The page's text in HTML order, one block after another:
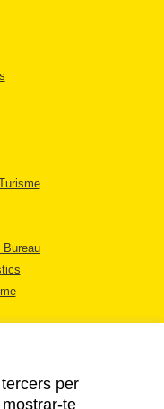
Bureau
per
te